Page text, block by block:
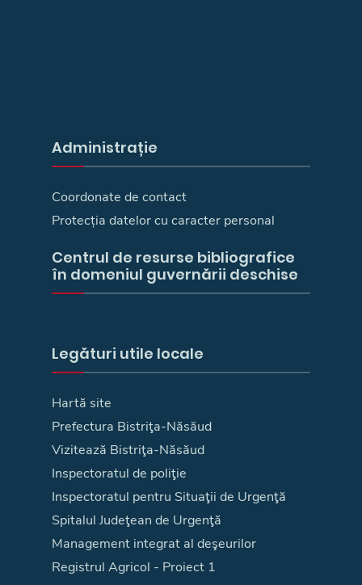
Administrație
Coordonate de contact
Protecția datelor cu caracter personal
Centrul de resurse bibliografice
în domeniul guvernării deschise
Legături utile locale
Hartă site
Prefectura Bistriţa-Năsăud
Vizitează Bistriţa-Năsăud
Inspectoratul de poliţie
Inspectoratul pentru Situaţii de Urgenţă
Spitalul Judeţean de Urgenţă
Management integrat al deşeurilor
Registrul Agricol - Proiect 1